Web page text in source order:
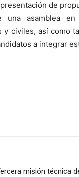
de
una asamblea
civiles, así como
a integrar
misión técnica